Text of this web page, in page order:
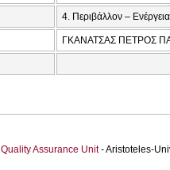
4. Περιβάλλον – Ενέργεια
ΓΚΑΝΑΤΣΑΣ ΠΕΤΡΟΣ
Quality Assurance Unit- Aristoteles-